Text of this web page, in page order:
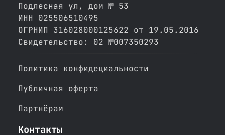
Подлесная ул, дом № 53
ИНН 025506510495
ОГРНИП 316028000125622 от 19.05.2016
Свидетельство: 02 №007350293
Политика конфидециальности
Публичная оферта
Партнёрам
Контакты